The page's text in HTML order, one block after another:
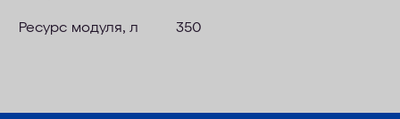
Ресурс модуля, л 350